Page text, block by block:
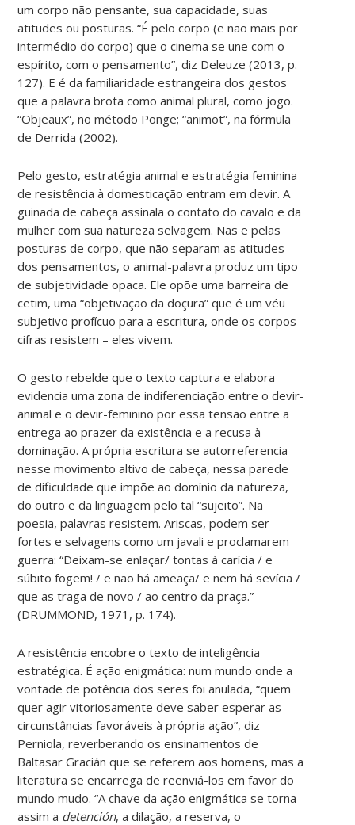
um corpo não pensante, sua capacidade, suas
atitudes ou posturas. “É pelo corpo (e não mais por
intermédio do corpo) que o cinema se une com o
espírito, com o pensamento”, diz Deleuze (2013, p.
127). E é da familiaridade estrangeira dos gestos
que a palavra brota como animal plural, como jogo.
“Objeaux”, no método Ponge; “animot”, na fórmula
de Derrida (2002).
Pelo gesto, estratégia animal e estratégia feminina
de resistência à domesticação entram em devir. A
guinada de cabeça assinala o contato do cavalo e da
mulher com sua natureza selvagem. Nas e pelas
posturas de corpo, que não separam as atitudes
dos pensamentos, o animal-palavra produz um tipo
de subjetividade opaca. Ele opõe uma barreira de
cetim, uma “objetivação da doçura” que é um véu
subjetivo profícuo para a escritura, onde os corpos-
cifras resistem – eles vivem.
O gesto rebelde que o texto captura e elabora
evidencia uma zona de indiferenciação entre o devir-
animal e o devir-feminino por essa tensão entre a
entrega ao prazer da existência e a recusa à
dominação. A própria escritura se autorreferencia
nesse movimento altivo de cabeça, nessa parede
de dificuldade que impõe ao domínio da natureza,
do outro e da linguagem pelo tal “sujeito”. Na
poesia, palavras resistem. Ariscas, podem ser
fortes e selvagens como um javali e proclamarem
guerra: “Deixam-se enlaçar/ tontas à carícia / e
súbito fogem! / e não há ameaça/ e nem há sevícia /
que as traga de novo / ao centro da praça.”
(DRUMMOND, 1971, p. 174).
A resistência encobre o texto de inteligência
estratégica. É ação enigmática: num mundo onde a
vontade de potência dos seres foi anulada, “quem
quer agir vitoriosamente deve saber esperar as
circunstâncias favoráveis à própria ação”, diz
Perniola, reverberando os ensinamentos de
Baltasar Gracián que se referem aos homens, mas a
literatura se encarrega de reenviá-los em favor do
mundo mudo. “A chave da ação enigmática se torna
assim a detención, a dilação, a reserva, o